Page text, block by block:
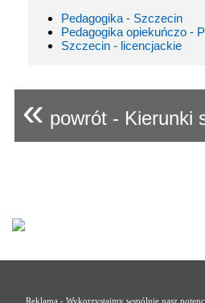
Pedagogika - Szczecin
Pedagogika opiekuńczo -
Szczecin - licencjackie
« powrót - Kierunki
Reklama - Wykorzystajmy wspólnie nasz